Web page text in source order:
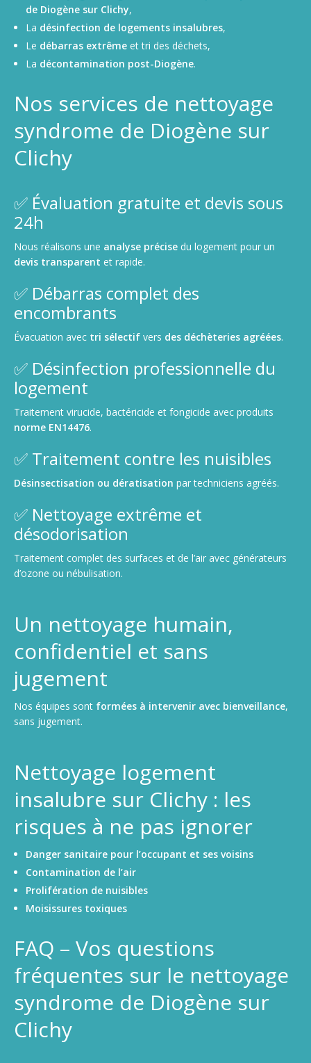
de Diogène sur Clichy,
La désinfection de logements insalubres,
Le débarras extrêmeet tri des déchets,
La décontamination post-Diogène.
Nos services de nettoyage
syndrome de Diogène sur
Clichy
✅ Évaluation gratuite et devis sous
24h
Nous réalisons une analyse précise du logement pour un
devis transparent et rapide.
✅ Débarras complet des
encombrants
Évacuation avec tri sélectif vers des déchèteries agréées.
✅ Désinfection professionnelle du
logement
Traitement virucide, bactéricide et fongicide avec produits
norme EN14476.
✅ Traitement contre les nuisibles
Désinsectisation ou dératisation par techniciens agréés.
✅ Nettoyage extrême et
désodorisation
Traitement complet des surfaces et de l’air avec générateurs
d’ozone ou nébulisation.
Un nettoyage humain,
confidentiel et sans
jugement
Nos équipes sont formées à intervenir avec bienveillance,
sans jugement.
Nettoyage logement
insalubre sur Clichy : les
risques à ne pas ignorer
Danger sanitaire pour l’occupant et ses voisins
Contamination de l’air
Prolifération de nuisibles
Moisissures toxiques
FAQ – Vos questions
fréquentes sur le nettoyage
syndrome de Diogène sur
Clichy